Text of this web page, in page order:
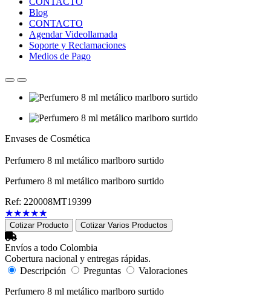
Blog
CONTACTO
Agendar Videollamada
Soporte y Reclamaciones
Medios de Pago
Envases de Cosmética
Perfumero 8 ml metálico marlboro surtido
Perfumero 8 ml metálico marlboro surtido
Ref: 220008MT19399
★★★★★
Cotizar Producto Cotizar Varios Productos
Envíos a todo Colombia
Cobertura nacional y entregas rápidas.
Descripción
Preguntas
Valoraciones
Perfumero 8 ml metálico marlboro surtido